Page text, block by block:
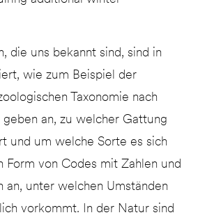
die uns bekannt sind, sind in
wie zum Beispiel der
Taxonomie nach
an, zu welcher Gattung
und um welche Sorte es sich
Form von Codes mit Zahlen und
an, unter welchen Umständen
vorkommt. In der Natur sind